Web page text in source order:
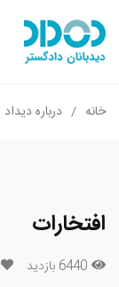
خانه درباره دیداد
افتخارات
6440 بازدید